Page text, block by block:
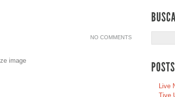
NO COMMENTS
Live
Tive